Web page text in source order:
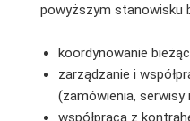
powyższym stanowisku
koordynowanie
zarządzanie i
(zamówienia, serwisy
współpraca z